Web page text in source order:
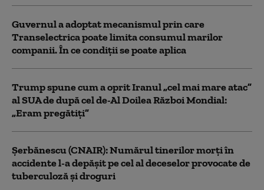
Guvernul a adoptat mecanismul prin care
Transelectrica poate limita consumul marilor
companii. În ce condiții se poate aplica
Trump spune cum a oprit Iranul „cel mai mare atac”
al SUA de după cel de-Al Doilea Război Mondial:
„Eram pregătiți”
Şerbănescu (CNAIR): Numărul tinerilor morţi în
accidente l-a depăşit pe cel al deceselor provocate de
tuberculoză şi droguri